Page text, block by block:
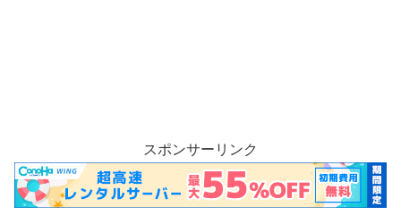
スポンサーリンク